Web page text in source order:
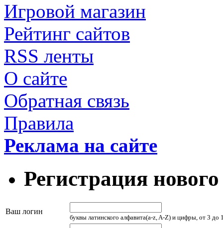
Игровой магазин
Рейтинг сайтов
RSS ленты
О сайте
Обратная связь
Правила
Реклама на сайте
Регистрация
Ваш логин
буквы латинского алфавита(a-z, A-Z) и цифры, от 3 до